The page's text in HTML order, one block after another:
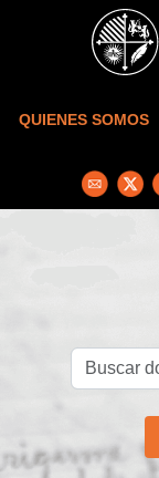
Skip to main content
QUIENES SOMOS